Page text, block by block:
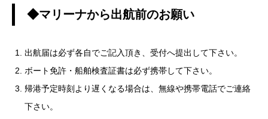
◆マリーナから出航前のお願い
出航届は必ず各自でご記入頂き、受付へ提出して下さい。
ボート免許・船舶検査証書は必ず携帯して下さい。
帰港予定時刻より遅くなる場合は、無線や携帯電話でご連絡
下さい。